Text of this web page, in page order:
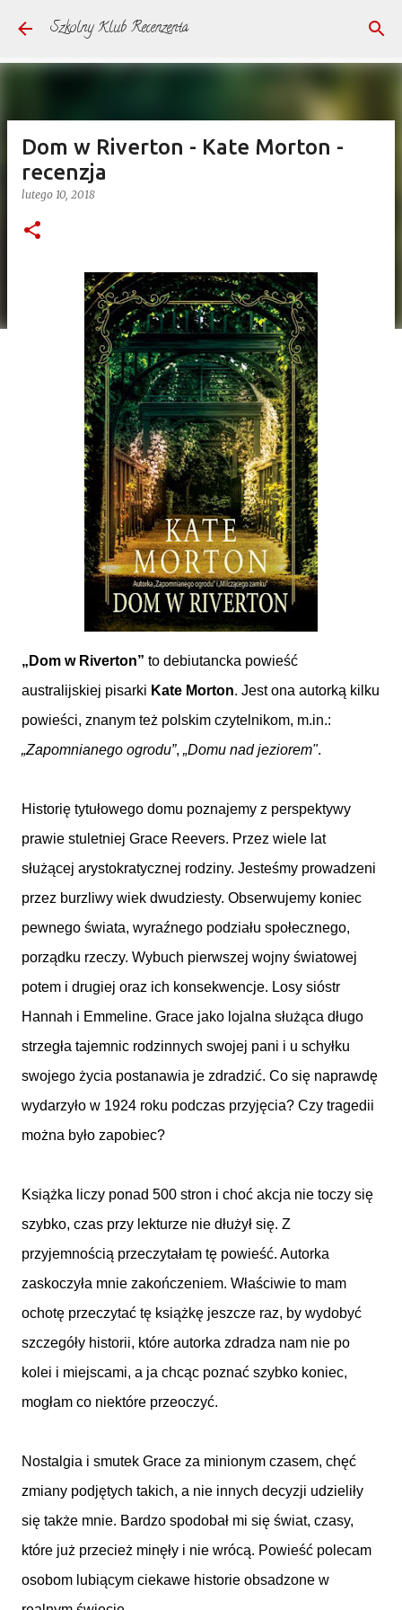
Przejdź do głównej zawartości
Szkolny Klub Recenzenta
Dom w Riverton - Kate Morton -
recenzja
lutego 10, 2018
„Dom w Riverton” to debiutancka powieść
australijskiej pisarki Kate Morton. Jest ona autorką kilku
powieści, znanym też polskim czytelnikom, m.in.:
„Zapomnianego ogrodu”, „Domu nad jeziorem".
Historię tytułowego domu poznajemy z perspektywy
prawie stuletniej Grace Reevers. Przez wiele lat
służącej arystokratycznej rodziny. Jesteśmy prowadzeni
przez burzliwy wiek dwudziesty. Obserwujemy koniec
pewnego świata, wyraźnego podziału społecznego,
porządku rzeczy. Wybuch pierwszej wojny światowej
potem i drugiej oraz ich konsekwencje. Losy sióstr
Hannah i Emmeline. Grace jako lojalna służąca długo
strzegła tajemnic rodzinnych swojej pani i u schyłku
swojego życia postanawia je zdradzić. Co się naprawdę
wydarzyło w 1924 roku podczas przyjęcia? Czy tragedii
można było zapobiec?
Książka liczy ponad 500 stron i choć akcja nie toczy się
szybko, czas przy lekturze nie dłużył się. Z
przyjemnością przeczytałam tę powieść. Autorka
zaskoczyła mnie zakończeniem. Właściwie to mam
ochotę przeczytać tę książkę jeszcze raz, by wydobyć
szczegóły historii, które autorka zdradza nam nie po
kolei i miejscami, a ja chcąc poznać szybko koniec,
mogłam co niektóre przeoczyć.
Nostalgia i smutek Grace za minionym czasem, chęć
zmiany podjętych takich, a nie innych decyzji udzieliły
się także mnie. Bardzo spodobał mi się świat, czasy,
które już przecież minęły i nie wrócą. Powieść polecam
osobom lubiącym ciekawe historie obsadzone w